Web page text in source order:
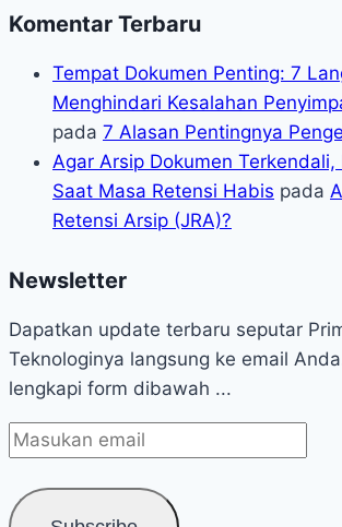
Komentar Terbaru
Tempat Dokumen Penting: 7
Menghindari Kesalahan
pada 7 Alasan Pentingnya
Agar Arsip Dokumen Terkendali,
Saat Masa Retensi Habis pada
Retensi Arsip (JRA)?
Newsletter
Dapatkan update terbaru seputar
Teknologinya langsung ke email
lengkapi form dibawah ...